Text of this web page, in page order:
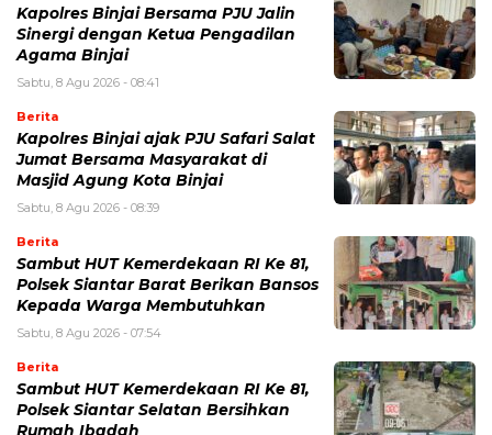
Kapolres Binjai Bersama PJU Jalin
Sinergi dengan Ketua Pengadilan
Agama Binjai
Sabtu, 8 Agu 2026 - 08:41
Berita
Kapolres Binjai ajak PJU Safari Salat
Jumat Bersama Masyarakat di
Masjid Agung Kota Binjai
Sabtu, 8 Agu 2026 - 08:39
Berita
Sambut HUT Kemerdekaan RI Ke 81,
Polsek Siantar Barat Berikan Bansos
Kepada Warga Membutuhkan
Sabtu, 8 Agu 2026 - 07:54
Berita
Sambut HUT Kemerdekaan RI Ke 81,
Polsek Siantar Selatan Bersihkan
Rumah Ibadah